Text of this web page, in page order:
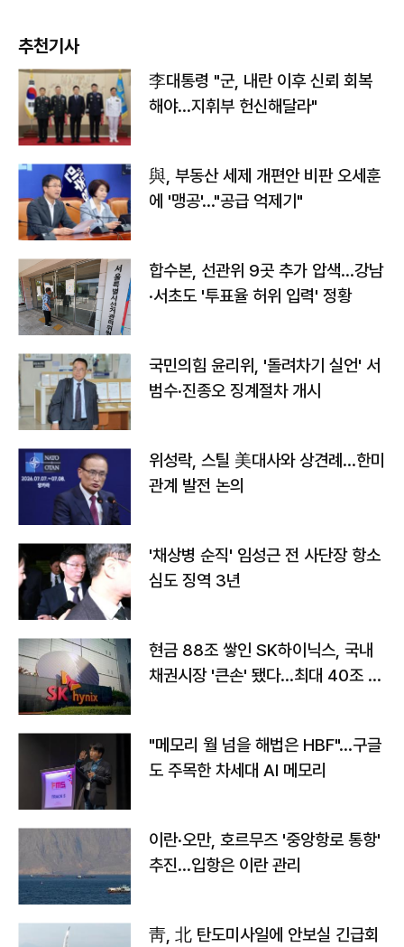
추천기사
李대통령 "군, 내란 이후 신뢰 회복
해야…지휘부 헌신해달라"
與, 부동산 세제 개편안 비판 오세훈
에 '맹공'…"공급 억제기"
합수본, 선관위 9곳 추가 압색…강남
·서초도 '투표율 허위 입력' 정황
국민의힘 윤리위, '돌려차기 실언' 서
범수·진종오 징계절차 개시
위성락, 스틸 美대사와 상견례…한미
관계 발전 논의
'채상병 순직' 임성근 전 사단장 항소
심도 징역 3년
현금 88조 쌓인 SK하이닉스, 국내
채권시장 '큰손' 됐다…최대 40조 투
"메모리 월 넘을 해법은 HBF"…구글
도 주목한 차세대 AI 메모리
이란·오만, 호르무즈 '중앙항로 통항'
추진…입항은 이란 관리
靑, 北 탄도미사일에 안보실 긴급회